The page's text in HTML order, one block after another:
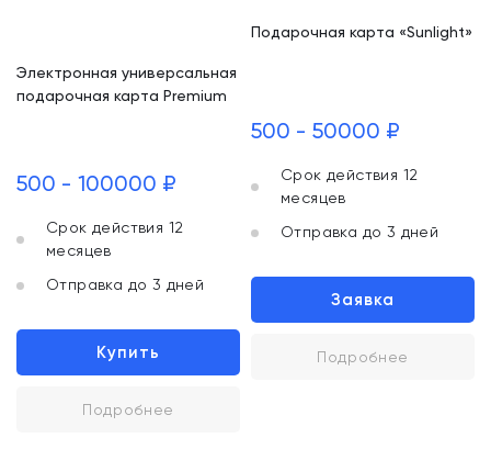
Электронная универсальная
подарочная карта Premium
500 - 100000 ₽
Срок действия 12
месяцев
Отправка до 3 дней
Купить
Подробнее
Подарочная карта «Sunlight»
500 - 50000 ₽
Срок действия 12
месяцев
Отправка до 3 дней
Заявка
Подробнее